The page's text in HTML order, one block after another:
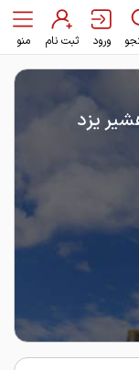
ورود ثبت نام منو
یزد